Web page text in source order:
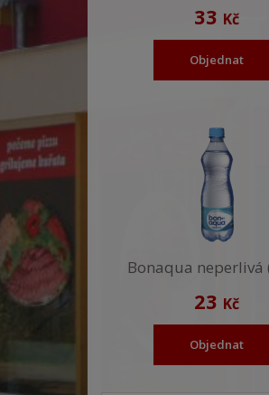
33 Kč
Objednat
Bonaqua neperlivá
23 Kč
Objednat